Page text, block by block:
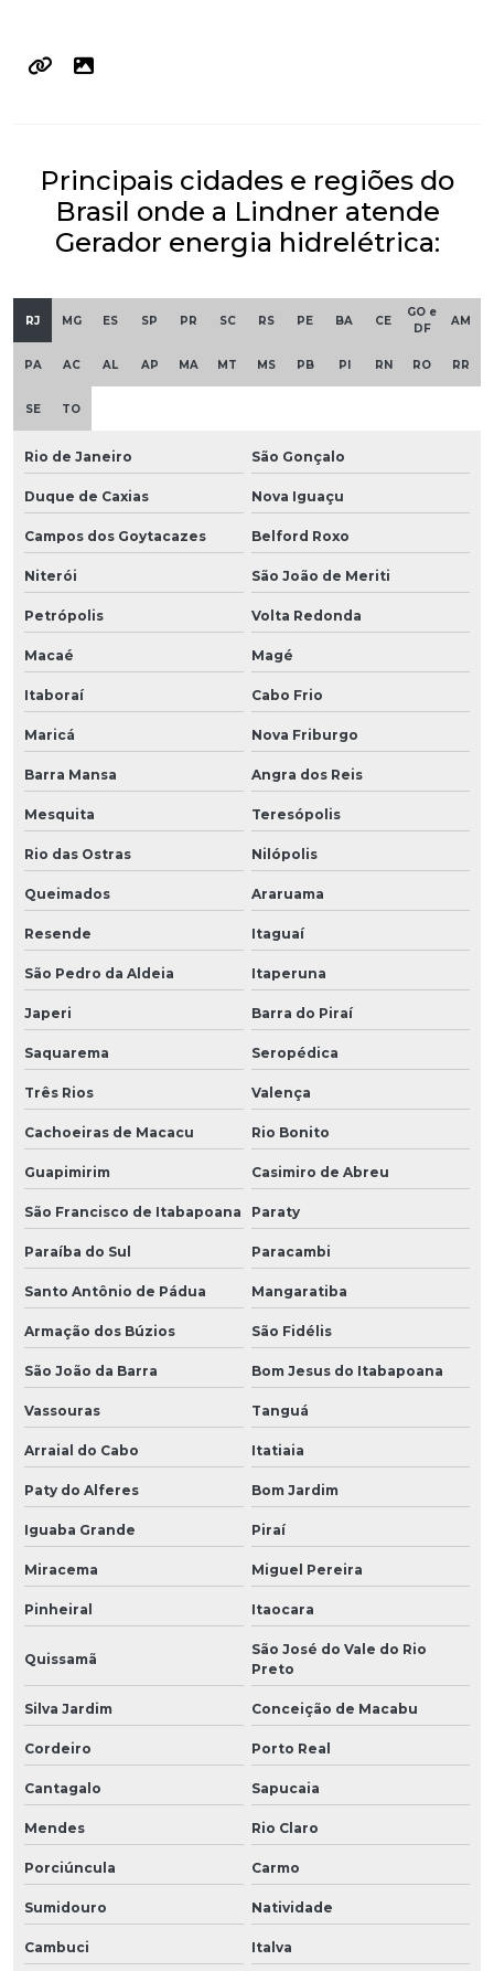
Principais cidades e regiões do
Brasil onde a Lindner atende
Gerador energia hidrelétrica:
RJ MG ES SP PR SC RS PE BA CE
GO e
DF
AM
PA AC AL AP MA MT MS PB PI RN RO RR
SE TO
Rio de Janeiro São Gonçalo
Duque de Caxias Nova Iguaçu
Campos dos Goytacazes Belford Roxo
Niterói São João de Meriti
Petrópolis Volta Redonda
Macaé Magé
Itaboraí Cabo Frio
Maricá Nova Friburgo
Barra Mansa Angra dos Reis
Mesquita Teresópolis
Rio das Ostras Nilópolis
Queimados Araruama
Resende Itaguaí
São Pedro da Aldeia Itaperuna
Japeri Barra do Piraí
Saquarema Seropédica
Três Rios Valença
Cachoeiras de Macacu Rio Bonito
Guapimirim Casimiro de Abreu
São Francisco de Itabapoana Paraty
Paraíba do Sul Paracambi
Santo Antônio de Pádua Mangaratiba
Armação dos Búzios São Fidélis
São João da Barra Bom Jesus do Itabapoana
Vassouras Tanguá
Arraial do Cabo Itatiaia
Paty do Alferes Bom Jardim
Iguaba Grande Piraí
Miracema Miguel Pereira
Pinheiral Itaocara
Quissamã
São José do Vale do Rio
Preto
Silva Jardim Conceição de Macabu
Cordeiro Porto Real
Cantagalo Sapucaia
Mendes Rio Claro
Porciúncula Carmo
Sumidouro Natividade
Cambuci Italva